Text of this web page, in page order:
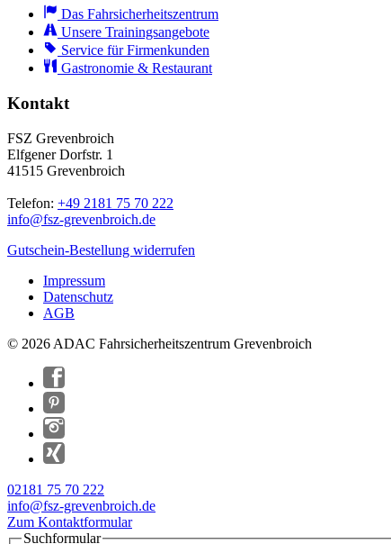
Das Fahrsicherheitszentrum
Unsere Trainingsangebote
Service für Firmenkunden
Gastronomie & Restaurant
Kontakt
FSZ Grevenbroich
Elfgener Dorfstr. 1
41515 Grevenbroich
Telefon: +49 2181 75 70 222
info@fsz-grevenbroich.de
Gutschein-Bestellung widerrufen
Impressum
Datenschutz
AGB
© 2026 ADAC Fahrsicherheitszentrum Grevenbroich
02181 75 70 222
info@fsz-grevenbroich.de
Zum Kontaktformular
Suchformular